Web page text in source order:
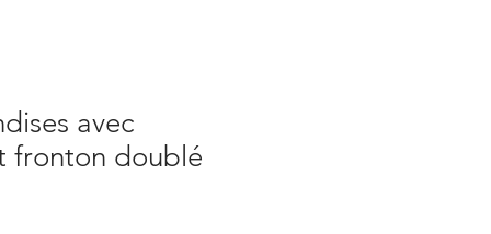
avec
fronton doublé